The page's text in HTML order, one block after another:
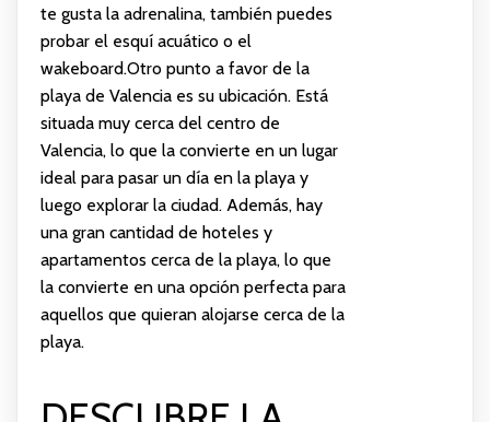
te gusta la adrenalina, también puedes
probar el esquí acuático o el
wakeboard.Otro punto a favor de la
playa de Valencia es su ubicación. Está
situada muy cerca del centro de
Valencia, lo que la convierte en un lugar
ideal para pasar un día en la playa y
luego explorar la ciudad. Además, hay
una gran cantidad de hoteles y
apartamentos cerca de la playa, lo que
la convierte en una opción perfecta para
aquellos que quieran alojarse cerca de la
playa.